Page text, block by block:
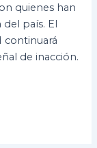
quienes han
del país. El
continuará
de inacción.